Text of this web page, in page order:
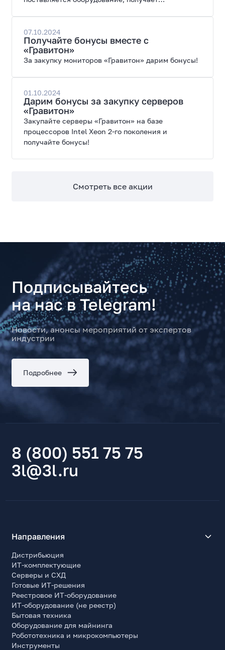
07.10.2024
Получайте бонусы вместе с
«Гравитон»
За закупку мониторов «Гравитон» дарим бонусы!
01.10.2024
Дарим бонусы за закупку серверов
«Гравитон»
Закупайте серверы «Гравитон» на базе
процессоров Intel Xeon 2-го поколения и
получайте бонусы!
Смотреть все акции
Подписывайтесь
на нас в Telegram!
Новости, анонсы мероприятий от экспертов
индустрии
Подробнее
8 (800) 551 75 75
3l@3l.ru
Направления
Дистрибьюция
ИТ-комплектующие
Серверы и СХД
Готовые ИТ-решения
Реестровое ИТ-оборудование
ИТ-оборудование (не реестр)
Бытовая техника
Оборудование для майнинга
Робототехника и микрокомпьютеры
Инструменты